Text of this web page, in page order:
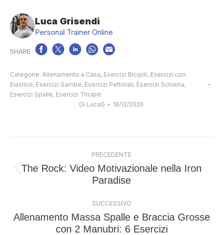
Luca Grisendi
Personal Trainer Online
Categorie: Allenamento a Casa, Esercizi Bicipiti, Esercizi con
Elastico, Esercizi Gambe, Esercizi Pettorali, Esercizi Schiena,
Esercizi Spalle, Esercizi Tricipiti
Di LucaG 18/12/2020
tra
PRECEDENTE
Post
The Rock: Video Motivazionale nella Iron
Paradise
SUCCESSIVO
Prossimo
Allenamento Massa Spalle e Braccia Grosse
con 2 Manubri: 6 Esercizi